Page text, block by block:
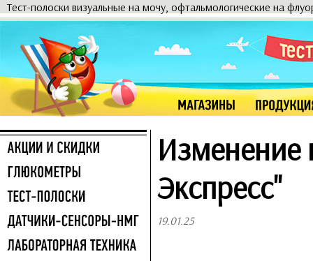
Тест-полоски визуальные на мочу, офтальмологические на
Изменение
Экспресс"
19.01.25